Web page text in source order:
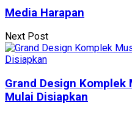
Media Harapan
Next Post
Grand Design Komplek
Mulai Disiapkan